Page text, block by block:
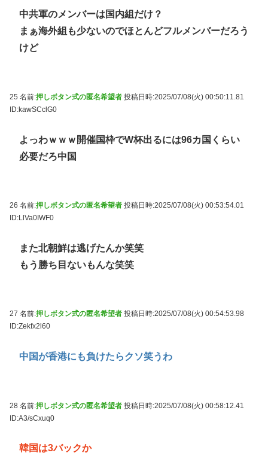
中共軍のメンバーは国内組だけ？
まぁ海外組も少ないのでほとんどフルメンバーだろう
けど
25 名前:押しボタン式の匿名希望者 投稿日時:2025/07/08(火) 00:50:11.81
ID:kawSCclG0
よっわｗｗｗ開催国枠でW杯出るには96カ国くらい
必要だろ中国
26 名前:押しボタン式の匿名希望者 投稿日時:2025/07/08(火) 00:53:54.01
ID:LlVa0IWF0
また北朝鮮は逃げたんか笑笑
もう勝ち目ないもんな笑笑
27 名前:押しボタン式の匿名希望者 投稿日時:2025/07/08(火) 00:54:53.98
ID:Zekfx2l60
中国が香港にも負けたらクソ笑うわ
28 名前:押しボタン式の匿名希望者 投稿日時:2025/07/08(火) 00:58:12.41
ID:A3/sCxuq0
韓国は3バックか